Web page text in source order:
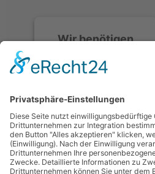
Wir benötigen
Zustimmung, um
Service zu laden!
Wir verwenden
Discord, um Inhalte
einzubetten. Dieser
Service kann Daten zu
Ihren Aktivitäten